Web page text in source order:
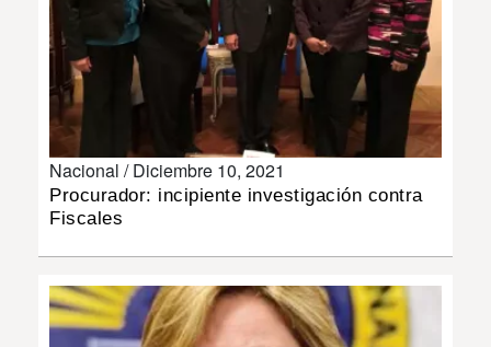
POLÍTICA
DEPORTES
INSÓLITAS
Nacional /Diciembre 10, 2021
Procurador: incipiente investigación contra
Fiscales